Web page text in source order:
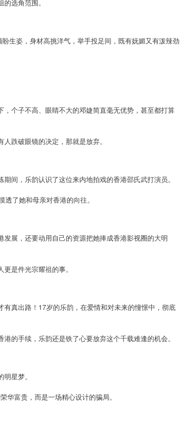
选角范围。
生姿，身材高挑洋气，举手投足间，既有妩媚又有泼辣劲
个子不高、眼睛不大的邓婕简直毫无优势，甚至都打算
跌破眼镜的决定，那就是放弃。
间，乐韵认识了这位来内地拍戏的香港邵氏武打演员。
了她和母亲对香港的向往。
展，还要动用自己的资源把她捧成香港影视圈的大明
是件光宗耀祖的事。
真出路！17岁的乐韵，在爱情和对未来的憧憬中，彻底
的手续，乐韵还是铁了心要放弃这个千载难逢的机会。
星梦。
华富贵，而是一场精心设计的骗局。